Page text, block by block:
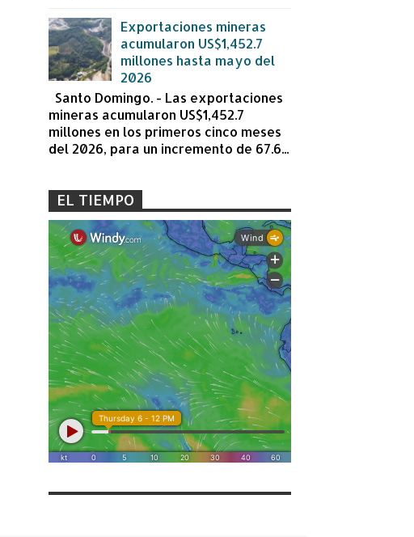
Exportaciones mineras
acumularon US$1,452.7
millones hasta mayo del
2026
Santo Domingo. - Las exportaciones
mineras acumularon US$1,452.7
millones en los primeros cinco meses
del 2026, para un incremento de 67.6...
EL TIEMPO